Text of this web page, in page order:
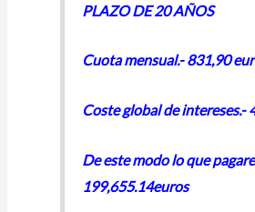
PLAZO DE 20 AÑOS
Cuota mensual.- 831,90
Coste global de intereses.-
De este modo lo que
199,655.14euros